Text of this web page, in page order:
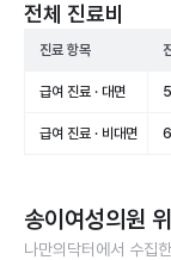
전체 진료비
진료 항목
급여 진료 · 대면
급여 진료 · 비대면
송이여성의원
나만의닥터에서 수집한